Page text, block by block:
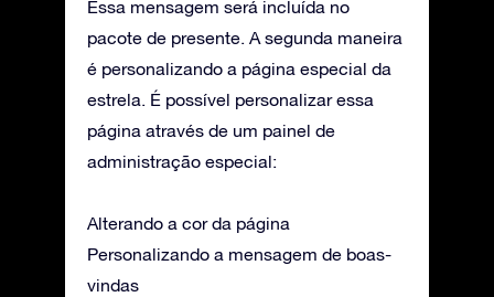
Essa mensagem será incluída no
pacote de presente. A segunda maneira
é personalizando a página especial da
estrela. É possível personalizar essa
página através de um painel de
administração especial:
Alterando a cor da página
Personalizando a mensagem de boas-
vindas